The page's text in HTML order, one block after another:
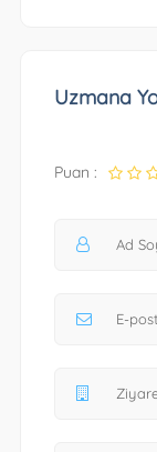
Uzmana
Puan :